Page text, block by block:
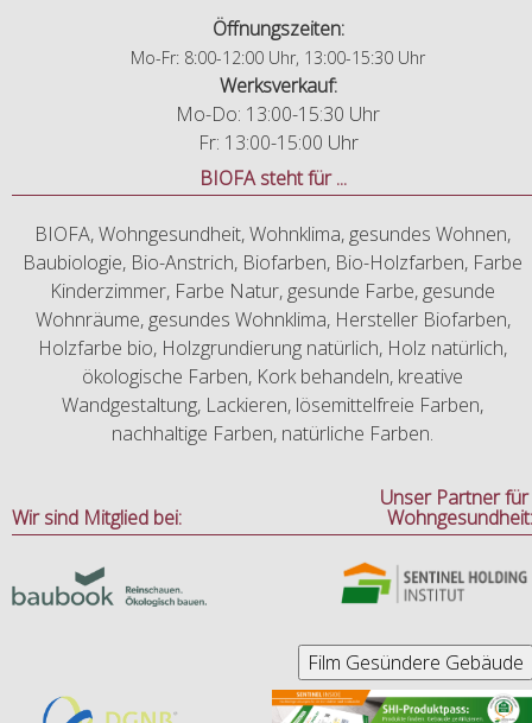
Öffnungszeiten:
Mo-Fr: 8:00-12:00 Uhr, 13:00-15:30 Uhr
Werksverkauf:
Mo-Do: 13:00-15:30 Uhr
Fr: 13:00-15:00 Uhr
BIOFA steht für ...
BIOFA, Wohngesundheit, Wohnklima, gesundes Wohnen,
Baubiologie, Bio-Anstrich, Biofarben, Bio-Holzfarben, Farbe
Kinderzimmer, Farbe Natur, gesunde Farbe, gesunde
Wohnräume, gesundes Wohnklima, Hersteller Biofarben,
Holzfarbe bio, Holzgrundierung natürlich, Holz natürlich,
ökologische Farben, Kork behandeln, kreative
Wandgestaltung, Lackieren, lösemittelfreie Farben,
nachhaltige Farben, natürliche Farben.
Wir sind Mitglied bei:
Unser Partner für
Wohngesundheit: